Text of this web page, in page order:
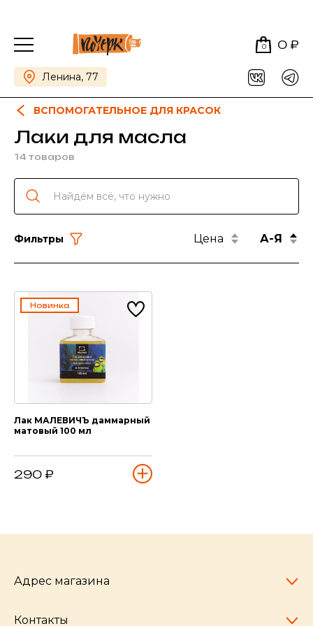
0 0 ₽
Ленина, 77
ВСПОМОГАТЕЛЬНОЕ ДЛЯ КРАСОК
Лаки для масла
14 товаров
Фильтры Цена А-Я
Новинка
Лак МАЛЕВИЧЪ даммарный
матовый 100 мл
290 ₽
Адрес магазина
Контакты